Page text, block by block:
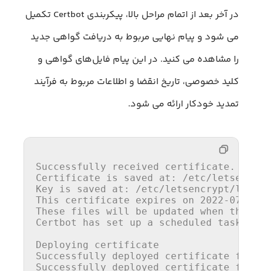
در آخر بعد از اتمام مراحل بالا، پیکربندی Certbot تکمیل
می شود و پیام نهایی مربوط به دریافت گواهی جدید
را مشاهده می کنید. در این پیام فایل‌های گواهی و
کلید خصوصی، تاریخ انقضا و اطلاعات مربوط به فرآیند
تمدید خودکار ارائه می‌ شود.
Successfully received certificate.
Certificate is saved at: /etc/
Key is saved at: /etc/letsencrypt/
This
certificate expires on 2022- 07
These files will be updated when the
Certbot has set up a scheduled task
Deploying certificate
Successfully deployed certificate for
Successfully deployed certificate for